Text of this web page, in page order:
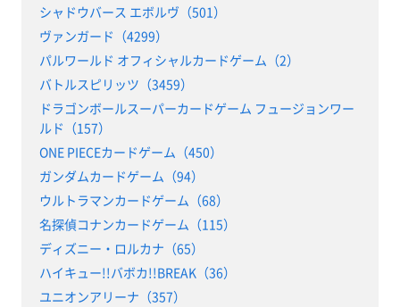
シャドウバース エボルヴ（501）
ヴァンガード（4299）
パルワールド オフィシャルカードゲーム（2）
バトルスピリッツ（3459）
ドラゴンボールスーパーカードゲーム フュージョンワー
ルド（157）
ONE PIECEカードゲーム（450）
ガンダムカードゲーム（94）
ウルトラマンカードゲーム（68）
名探偵コナンカードゲーム（115）
ディズニー・ロルカナ（65）
ハイキュー!!バボカ!!BREAK（36）
ユニオンアリーナ（357）